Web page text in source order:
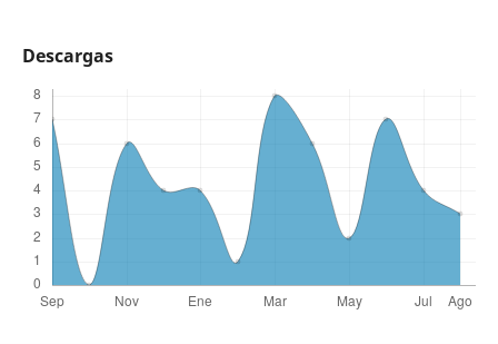
Descargas